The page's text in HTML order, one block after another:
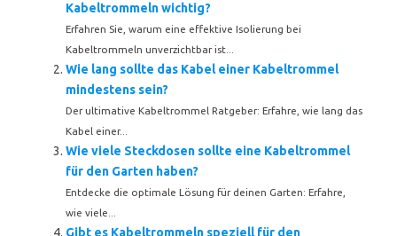
Kabeltrommeln wichtig?
Erfahren Sie, warum eine effektive Isolierung bei
Kabeltrommeln unverzichtbar ist...
Wie lang sollte das Kabel einer Kabeltrommel
mindestens sein?
Der ultimative Kabeltrommel Ratgeber: Erfahre, wie lang das
Kabel einer...
Wie viele Steckdosen sollte eine Kabeltrommel
für den Garten haben?
Entdecke die optimale Lösung für deinen Garten: Erfahre,
wie viele...
Gibt es Kabeltrommeln speziell für den